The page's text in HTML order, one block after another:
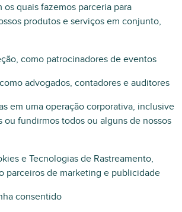
quais fazemos parceria para
produtos e serviços em conjunto,
como patrocinadores de eventos
advogados, contadores e auditores
em uma operação corporativa, inclusive
ou fundirmos todos ou alguns de nossos
e Tecnologias de Rastreamento,
parceiros de marketing e publicidade
consentido